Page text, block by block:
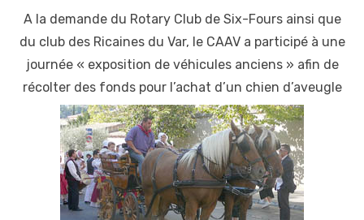
A la demande du Rotary Club de Six-Fours ainsi que
du club des Ricaines du Var, le CAAV a participé à une
journée « exposition de véhicules anciens » afin de
récolter des fonds pour l’achat d’un chien d’aveugle